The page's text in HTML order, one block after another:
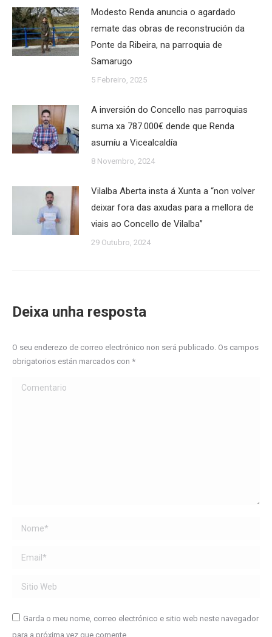
Modesto Renda anuncia o agardado
remate das obras de reconstrución da
Ponte da Ribeira, na parroquia de
Samarugo
5 Febreiro, 2025
A inversión do Concello nas parroquias
suma xa 787.000€ dende que Renda
asumíu a Vicealcaldía
8 Novembro, 2024
Vilalba Aberta insta á Xunta a “non volver
deixar fora das axudas para a mellora de
viais ao Concello de Vilalba”
29 Outubro, 2024
Deixa unha resposta
O seu enderezo de correo electrónico non será publicado. Os campos
obrigatorios están marcados con *
Comentario
Name *
Email *
Sitio Web
Garda o meu nome, correo electrónico e sitio web neste navegador
para a próxima vez que comente.